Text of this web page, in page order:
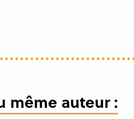
même auteur :